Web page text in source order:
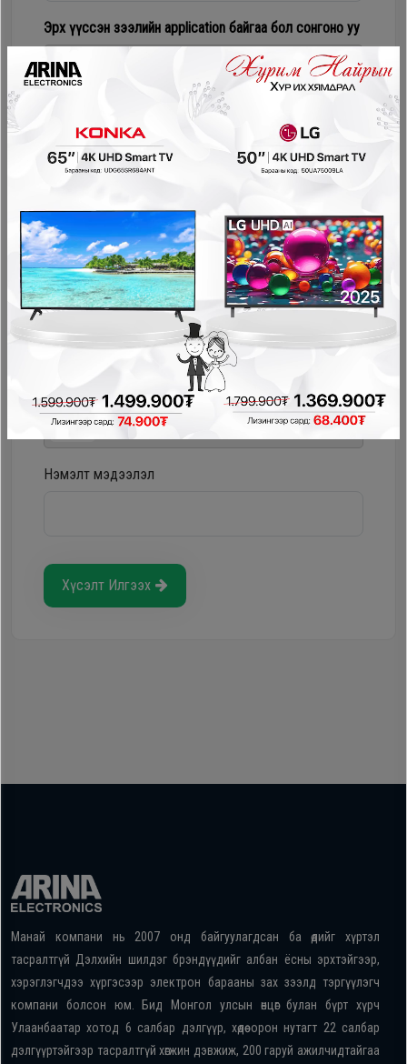
хэрэгсэл
Эрх үүссэн зээлийн application байгаа бол сонгоно уу
Соно сонгодог зээл
PayOn - LeaseOn
NetPay - Шимтгэлгүй ав, хүүгүй төл
Pocket - урьдчилгаагүй, шимтгэлгүй
Storepay - урьдчилгаагүй, хүүгүй, шимтгэлгүй
Нэмэлт мэдээлэл
Хүсэлт Илгээх
Манай компани нь 2007 онд байгуулагдсан ба өдийг хүртэл
тасралтгүй Дэлхийн шилдэг брэндүүдийг албан ёсны эрхтэйгээр,
хэрэглэгчдээ хүргэсээр электрон барааны зах зээлд тэргүүлэгч
компани болсон юм. Бид Монгол улсын өнцөг булан бүрт хүрч
Улаанбаатар хотод 6 салбар дэлгүүр, хөдөө орон нутагт 22 салбар
дэлгүүртэйгээр тасралтгүй хөгжин дэвжиж, 200 гаруй ажилчидтайгаа